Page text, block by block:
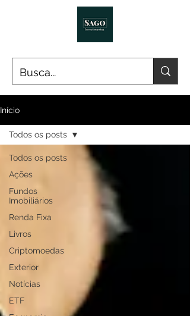
Início
Todos os posts
Ações
Fundos
Imobiliários
Renda Fixa
Livros
Criptomoedas
Exterior
Notícias
ETF
Todos os posts